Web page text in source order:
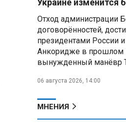
Президент
к визиту в
Алжира
300 жителей
неизвестной
Украине изменится
Отход администрации
договорённостей,
президентами России
Анкоридже в прошлом
вынужденный манёвр
06 августа 2026, 14:00
МНЕНИЯ